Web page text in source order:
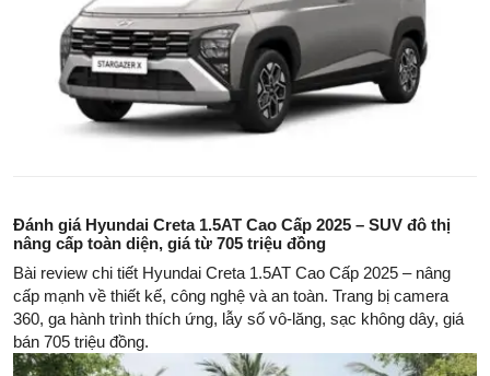
Đánh giá Hyundai Creta 1.5AT Cao Cấp 2025 – SUV đô thị
nâng cấp toàn diện, giá từ 705 triệu đồng
Bài review chi tiết Hyundai Creta 1.5AT Cao Cấp 2025 – nâng
cấp mạnh về thiết kế, công nghệ và an toàn. Trang bị camera
360, ga hành trình thích ứng, lẫy số vô-lăng, sạc không dây, giá
bán 705 triệu đồng.